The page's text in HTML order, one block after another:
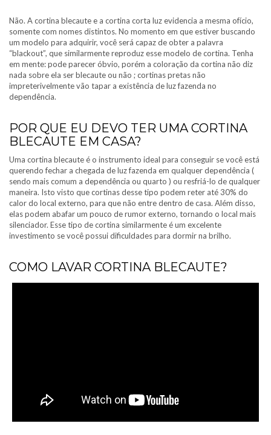
Não. A cortina blecaute e a cortina corta luz evidencia a mesma ofício,
somente com nomes distintos. No momento em que estiver buscando
um modelo para adquirir, você será capaz de obter a palavra
“blackout”, que similarmente reproduz esse modelo de cortina. Tenha
em mente: pode parecer óbvio, porém a coloração da cortina não diz
nada sobre ela ser blecaute ou não ; cortinas pretas não
impreterivelmente vão tapar a existência de luz fazenda no
dependência.
POR QUE EU DEVO TER UMA CORTINA
BLECAUTE EM CASA?
Uma cortina blecaute é o instrumento ideal para conseguir se você está
querendo fechar a chegada de luz fazenda em qualquer dependência (
sendo mais comum a dependência ou quarto ) ou resfriá-lo de qualquer
maneira. Isto visto que cortinas desse tipo podem reter até 30% do
calor do local externo, para que não entre dentro de casa. Além disso,
elas podem abafar um pouco de rumor externo, tornando o local mais
silenciador. Esse tipo de cortina similarmente é um excelente
investimento se você possui dificuldades para dormir na brilho.
COMO LAVAR CORTINA BLECAUTE?